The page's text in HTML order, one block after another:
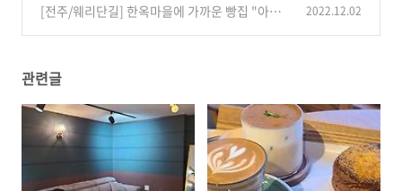
트로"
(0)
[전주/웨리단길] 한옥마을에 가까운 빵집 "아느
2022.12.02
관련글